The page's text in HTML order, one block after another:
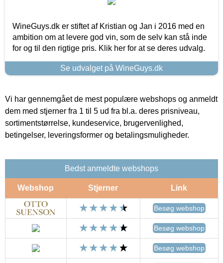
WineGuys.dk er stiftet af Kristian og Jan i 2016 med en
ambition om at levere god vin, som de selv kan stå inde
for og til den rigtige pris. Klik her for at se deres udvalg.
Se udvalget på WineGuys.dk
Vi har gennemgået de mest populære webshops og anmeldt
dem med stjerner fra 1 til 5 ud fra bl.a. deres prisniveau,
sortimentstørrelse, kundeservice, brugervenlighed,
betingelser, leveringsformer og betalingsmuligheder.
Bedst anmeldte webshops
Webshop Stjerner Link
Besøg webshop
Besøg webshop
Besøg webshop